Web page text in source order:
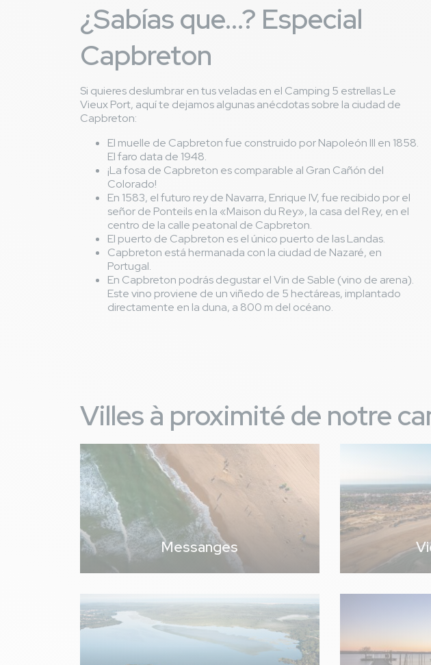
¿Sabías que...? Especial
Capbreton
Si quieres deslumbrar en tus veladas en el Camping 5 estrellas Le
Vieux Port, aquí te dejamos algunas anécdotas sobre la ciudad de
Capbreton:
El muelle de Capbreton fue construido por Napoleón III en 1858.
El faro data de 1948.
¡La fosa de Capbreton es comparable al Gran Cañón del
Colorado!
En 1583, el futuro rey de Navarra, Enrique IV, fue recibido por el
señor de Ponteils en la «Maison du Rey», la casa del Rey, en el
centro de la calle peatonal de Capbreton.
El puerto de Capbreton es el único puerto de las Landas.
Capbreton está hermanada con la ciudad de Nazaré, en
Portugal.
En Capbreton podrás degustar el Vin de Sable (vino de arena).
Este vino proviene de un viñedo de 5 hectáreas, implantado
directamente en la duna, a 800 m del océano.
Villes à proximité de notre
Messanges